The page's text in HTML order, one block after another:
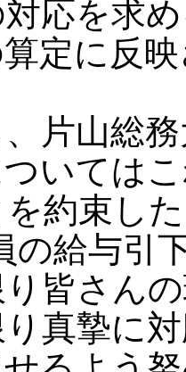
応を求
定に反
片山総
いては
約束し
の給与引
皆さん
真摯に